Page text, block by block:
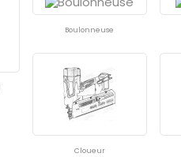
Boulonneuse
Cloueur